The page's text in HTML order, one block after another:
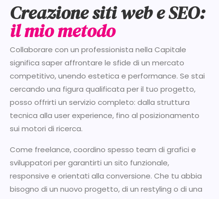
Creazione siti web e SEO:
il mio metodo
Collaborare con un professionista nella Capitale
significa saper affrontare le sfide di un mercato
competitivo, unendo estetica e performance. Se stai
cercando una figura qualificata per il tuo progetto,
posso offrirti un servizio completo: dalla struttura
tecnica alla user experience, fino al posizionamento
sui motori di ricerca.
Come freelance, coordino spesso team di grafici e
sviluppatori per garantirti un sito funzionale,
responsive e orientati alla conversione. Che tu abbia
bisogno di un nuovo progetto, di un restyling o di una